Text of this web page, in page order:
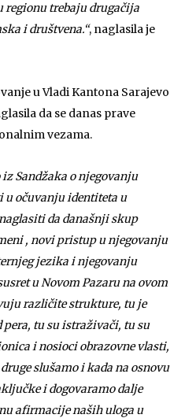
regionu trebaju drugačija
i društvena.“, naglasila je
u Vladi Kantona Sarajevo
da se danas prave
vezama.
Sandžaka o njegovanju
u očuvanju identiteta u
da današnji skup
, novi pristup u njegovanju
jezika i njegovanju
u Novom Pazaru na ovom
različite strukture, tu je
tu su istraživači, tu su
i nosioci obrazovne vlasti,
slušamo i kada na osnovu
i dogovaramo dalje
afirmacije naših uloga u